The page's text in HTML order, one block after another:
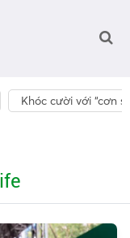
Khóc cười với “cơn